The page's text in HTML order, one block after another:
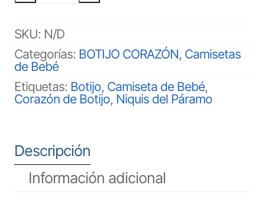
cantidad
SKU: N/D
Categorías: BOTIJO CORAZÓN, Camisetas
de Bebé
Etiquetas: Botijo, Camiseta de Bebé,
Corazón de Botijo, Niquis del Páramo
Descripción
Información adicional